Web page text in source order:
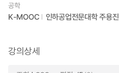
공학
K-MOOC 인하공업전문대학 주용진
강의상세